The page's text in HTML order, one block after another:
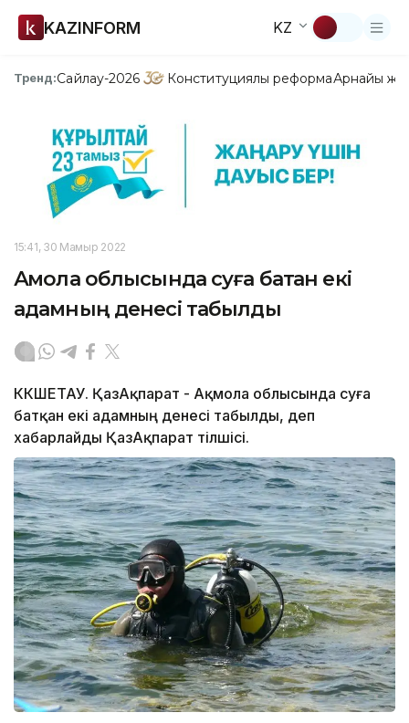
KAZINFORM KZ
Тренд:Сайлау-2026 Конституциялық реформаАрнайы
15:41, 30 Мамыр 2022
Ақмола облысында суға батқан екі
адамның денесі табылды
КӨКШЕТАУ. ҚазАқпарат - Ақмола облысында суға
батқан екі адамның денесі табылды, деп
хабарлайды ҚазАқпарат тілшісі.